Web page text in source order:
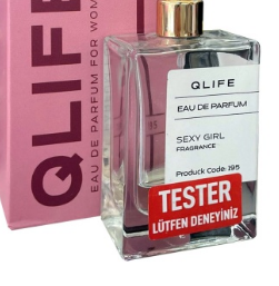
FAVORILERE EKLE
SEPETE EKLE